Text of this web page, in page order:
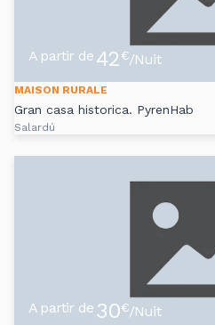
A partir de 42€/Nuit
MAISON RURALE
Gran casa historica. PyrenHab
Salardú
A partir de 30€/Nuit